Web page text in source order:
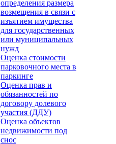
определения размера
возмещения в связи с
изъятием имущества
для государственных
или муниципальных
нужд
Оценка стоимости
парковочного места в
паркинге
Оценка прав и
обязанностей по
договору долевого
участия (ДДУ)
Оценка объектов
недвижимости под
снос